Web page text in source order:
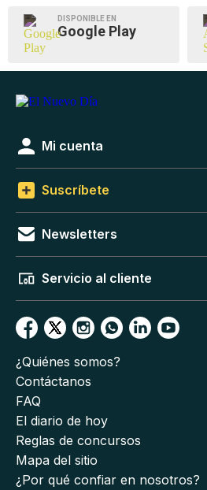
DISPONIBLE EN
Google Play
Mi cuenta
Suscríbete
Newsletters
Servicio al cliente
¿Quiénes somos?
Contáctanos
FAQ
El diario de hoy
Reglas de concursos
Mapa del sitio
¿Por qué confiar en nosotros?